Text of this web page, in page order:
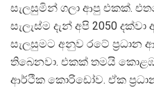
සැලසුමින් ගලා ආපු එකක්.
සැලැස්ම දැන් අපි 2050
සැලසුමට අනුව රටේ
තිබෙනවා. එකක් තමයි
ආර්ථික කොරිඩෝව. ඒක